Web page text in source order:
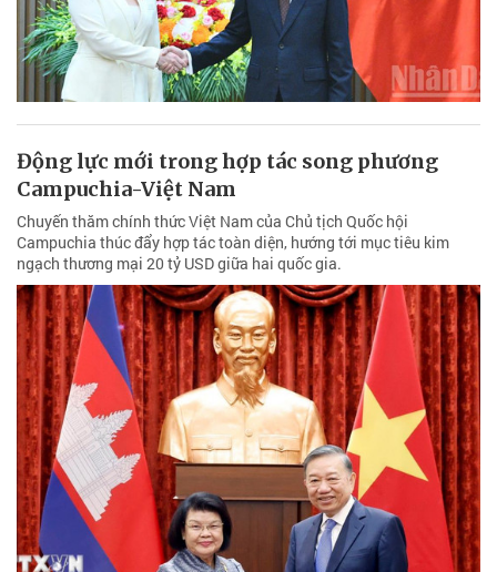
Động lực mới trong hợp tác song phương
Campuchia-Việt Nam
Chuyến thăm chính thức Việt Nam của Chủ tịch Quốc hội
Campuchia thúc đẩy hợp tác toàn diện, hướng tới mục tiêu kim
ngạch thương mại 20 tỷ USD giữa hai quốc gia.